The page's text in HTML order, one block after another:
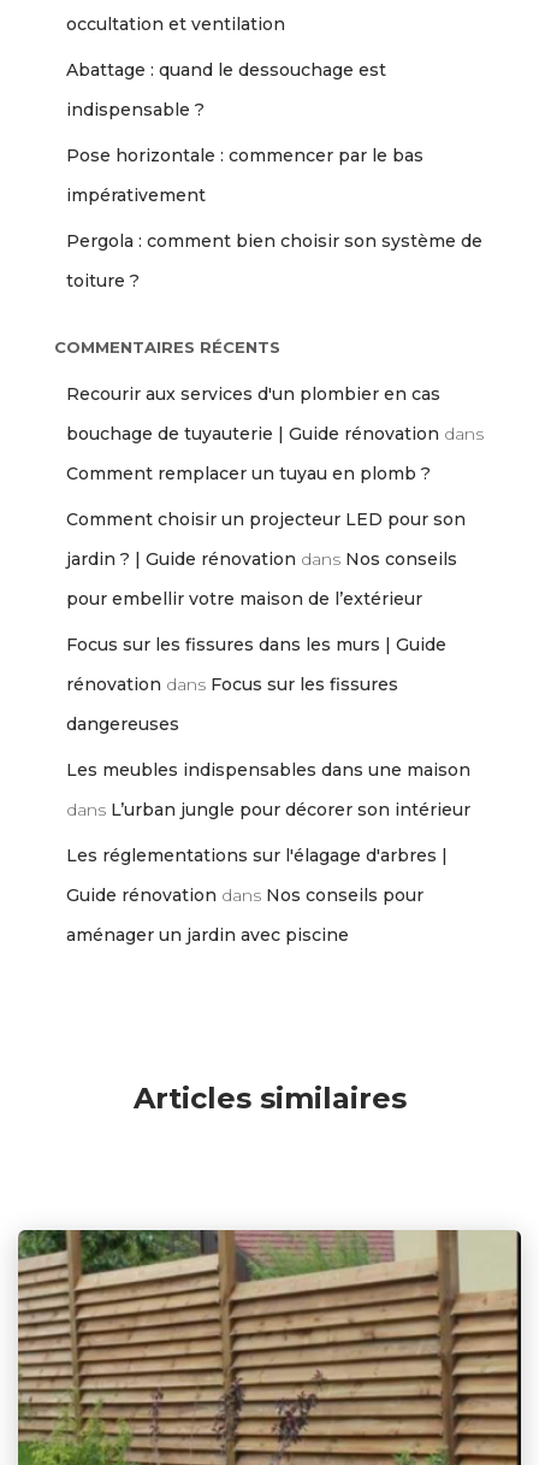
occultation et ventilation
Abattage : quand le dessouchage est
indispensable ?
Pose horizontale : commencer par le bas
impérativement
Pergola : comment bien choisir son système de
toiture ?
COMMENTAIRES RÉCENTS
Recourir aux services d'un plombier en cas
bouchage de tuyauterie | Guide rénovation dans
Comment remplacer un tuyau en plomb ?
Comment choisir un projecteur LED pour son
jardin ? | Guide rénovation dans Nos conseils
pour embellir votre maison de l’extérieur
Focus sur les fissures dans les murs | Guide
rénovation dans Focus sur les fissures
dangereuses
Les meubles indispensables dans une maison
dans L’urban jungle pour décorer son intérieur
Les réglementations sur l'élagage d'arbres |
Guide rénovation dans Nos conseils pour
aménager un jardin avec piscine
Articles similaires